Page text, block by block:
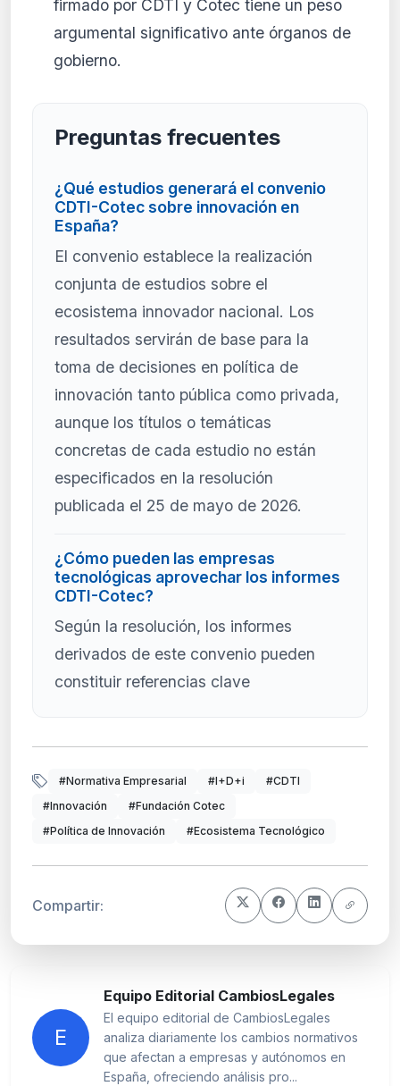
firmado por CDTI y Cotec tiene un peso
argumental significativo ante órganos de
gobierno.
Preguntas frecuentes
¿Qué estudios generará el convenio
CDTI-Cotec sobre innovación en
España?
El convenio establece la realización
conjunta de estudios sobre el
ecosistema innovador nacional. Los
resultados servirán de base para la
toma de decisiones en política de
innovación tanto pública como privada,
aunque los títulos o temáticas
concretas de cada estudio no están
especificados en la resolución
publicada el 25 de mayo de 2026.
¿Cómo pueden las empresas
tecnológicas aprovechar los informes
CDTI-Cotec?
Según la resolución, los informes
derivados de este convenio pueden
constituir referencias clave
#Normativa Empresarial #I+D+i
#CDTI
#Innovación
#Fundación Cotec
#Política de Innovación
#Ecosistema Tecnológico
Compartir:
E
Equipo Editorial CambiosLegales
El equipo editorial de CambiosLegales
analiza diariamente los cambios normativos
que afectan a empresas y autónomos en
España, ofreciendo análisis pro...